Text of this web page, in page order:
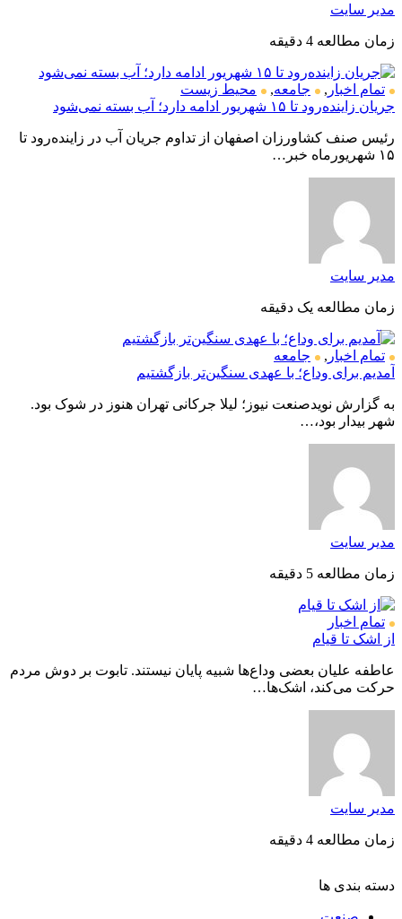
مدیر سایت
زمان مطالعه 4 دقیقه
تمام اخبار , جامعه,
محیط زیست
جریان زاینده‌رود تا ۱۵ شهریور ادامه دارد؛ آب بسته نمی‌شود
رئیس صنف کشاورزان اصفهان از تداوم جریان آب در زاینده‌رود تا
۱۵ شهریورماه خبر…
مدیر سایت
زمان مطالعه یک دقیقه
تمام اخبار ,
جامعه
آمدیم برای وداع؛ با عهدی سنگین‌تر بازگشتیم
به گزارش نویدصنعت نیوز؛ لیلا جرکانی تهران هنوز در شوک بود.
شهر بیدار بود،…
مدیر سایت
زمان مطالعه 5 دقیقه
تمام اخبار
از اشک تا قیام
عاطفه علیان بعضی وداع‌ها شبیه پایان نیستند. تابوت بر دوش مردم
حرکت می‌کند، اشک‌ها…
مدیر سایت
زمان مطالعه 4 دقیقه
دسته بندی ها